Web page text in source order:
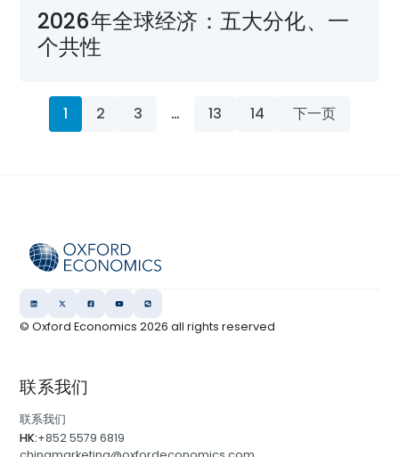
2026年全球经济：五大分化、一
个共性
1 2 3 … 13 14 下一页
© Oxford Economics2026 all rights reserved
联系我们
联系我们
HK:+852 5579 6819